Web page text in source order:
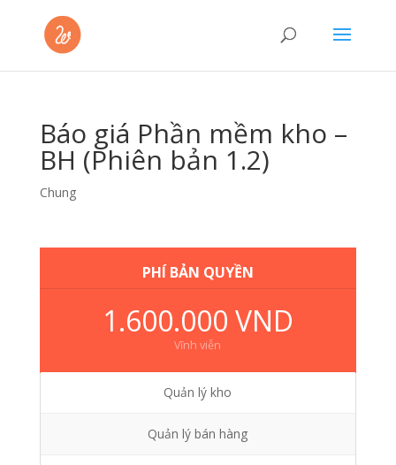
Báo giá Phần mềm kho –
BH (Phiên bản 1.2)
Chung
PHÍ BẢN QUYỀN
1.600.000 VND
Vĩnh viễn
Quản lý kho
Quản lý bán hàng